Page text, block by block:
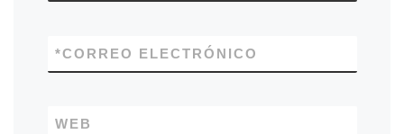
CORREO ELECTRÓNICO
*
WEB